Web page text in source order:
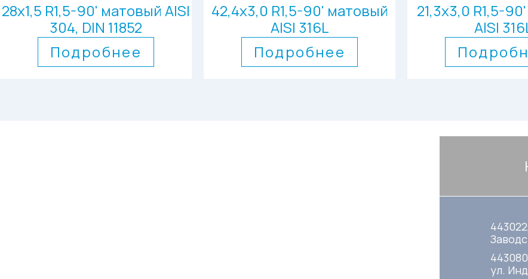
28х1,5 R1,5-90' матовый AISI
304, DIN 11852
Подробнее
42,4х3,0 R1,5-90' матовый
AISI 316L
Подробнее
21,3х3,0 R1,5-
AISI
ул.